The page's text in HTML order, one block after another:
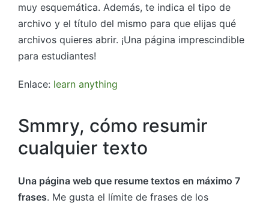
muy esquemática. Además, te indica el tipo de
archivo y el título del mismo para que elijas qué
archivos quieres abrir. ¡Una página imprescindible
para estudiantes!
Enlace: learn anything
Smmry, cómo resumir
cualquier texto
Una página web que resume textos en máximo 7
frases. Me gusta el límite de frases de los